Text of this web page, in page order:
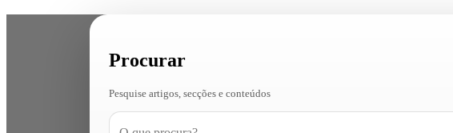
Procurar
Pesquise artigos, secções e conteúdos